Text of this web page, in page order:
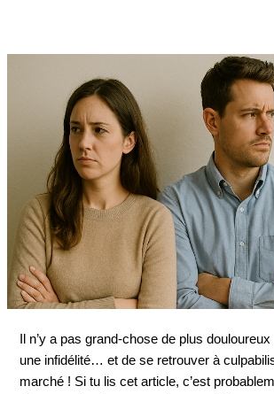
Il n’y a pas grand-chose de plus
une infidélité… et de se retrouver à
marché ! Si tu lis cet article, c’est